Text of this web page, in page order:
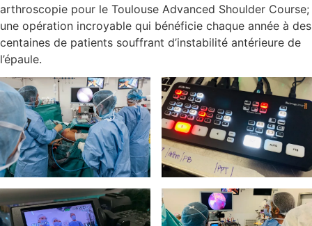
arthroscopie pour le Toulouse Advanced Shoulder Course;
une opération incroyable qui bénéficie chaque année à des
centaines de patients souffrant d’instabilité antérieure de
l’épaule.